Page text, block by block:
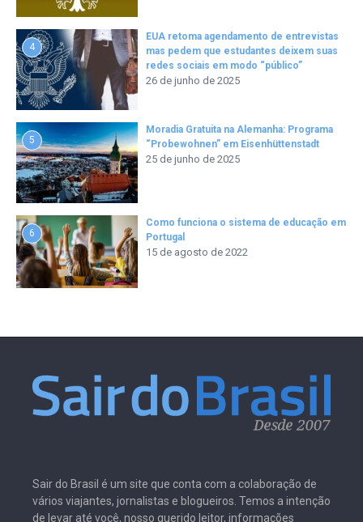
4
EUA retoma agendamento de entrevistas
mas pedem que estudantes deixem suas
redes sociais em modo “público”
26 de junho de 2025
5
Moradia Gratuita na Alemanha: Programa
“Probewohnen” em Eisenhüttenstadt
25 de junho de 2025
6
Como funciona o sistema de educação em
Portugal
15 de agosto de 2022
Sair do Brasil é um site que conta com a colaboração de
vários viajantes, jornalistas e blogueiros. Temos a intenção
de levar até você, nosso querido leitor, informações